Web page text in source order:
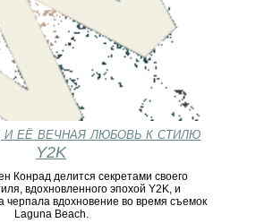
её вечная любовь к стилю
Y2K
Конрад делится секретами своего
вдохновленного эпохой Y2K, и
черпала вдохновение во время съемок
Laguna Beach.